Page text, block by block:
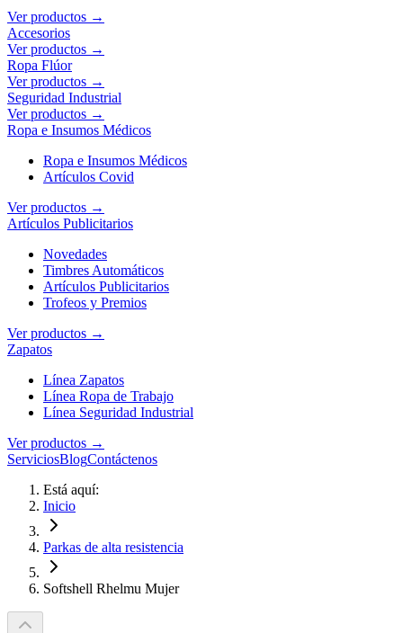
Ver productos →
Accesorios
Ver productos →
Ropa Flúor
Ver productos →
Seguridad Industrial
Ver productos →
Ropa e Insumos Médicos
Ropa e Insumos Médicos
Artículos Covid
Ver productos →
Artículos Publicitarios
Novedades
Timbres Automáticos
Artículos Publicitarios
Trofeos y Premios
Ver productos →
Zapatos
Línea Zapatos
Línea Ropa de Trabajo
Línea Seguridad Industrial
Ver productos →
ServiciosBlogContáctenos
Está aquí:
Inicio
Parkas de alta resistencia
Softshell Rhelmu Mujer